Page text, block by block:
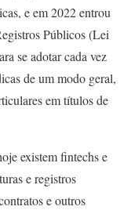
e em 2022 entrou
Públicos (Lei
se adotar cada vez
de um modo geral,
em títulos de
existem fintechs e
e registros
e outros